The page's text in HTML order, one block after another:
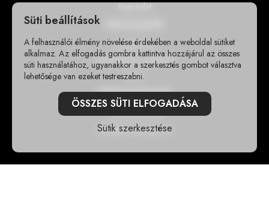
Kapcsolat
Impresszum
Adatvédelmi szabályzat
GY.I.K
Elérhetőségek
+36302355118
info@sportshungary.hu
Süti beállítások
A felhasználói élmény növelése érdekében a weboldal sütiket
alkalmaz. Az elfogadás gombra kattintva hozzájárul az összes
süti használatához, ugyanakkor a szerkesztés gombot választva
lehetősége van ezeket testreszabni.
ÖSSZES SÜTI ELFOGADÁSA
Sütik szerkesztése